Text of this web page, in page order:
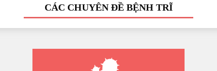
CÁC CHUYÊN ĐỀ BỆNH TRĨ